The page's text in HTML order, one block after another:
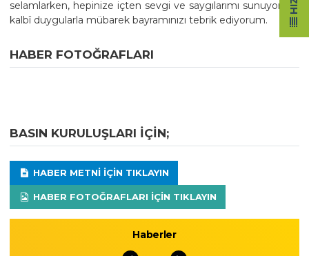
selamlarken, hepinize içten sevgi ve saygılarımı sunuyor, en
kalbî duygularla mübarek bayramınızı tebrik ediyorum.
HABER FOTOĞRAFLARI
BASIN KURULUŞLARI IÇIN;
HABER METNI IÇIN TIKLAYIN
HABER FOTOĞRAFLARI IÇIN TIKLAYIN
Haberler